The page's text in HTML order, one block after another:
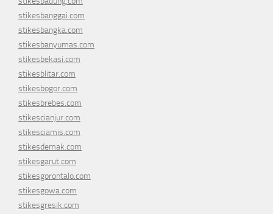
stikesbanggai.com
stikesbangka.com
stikesbanyumas.com
stikesbekasi.com
stikesblitar.com
stikesbogor.com
stikesbrebes.com
stikescianjur.com
stikesciamis.com
stikesdemak.com
stikesgarut.com
stikesgorontalo.com
stikesgowa.com
stikesgresik.com